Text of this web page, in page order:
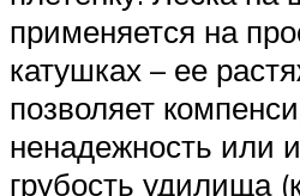
применяется на
катушках – ее
позволяет
ненадежность или
грубость удилища